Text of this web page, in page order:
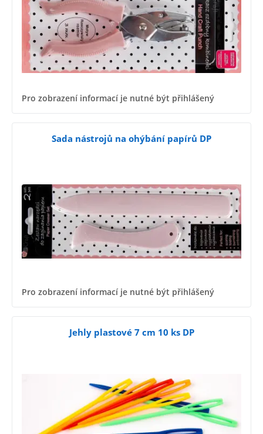
Pro zobrazení informací je nutné být přihlášený
Sada nástrojů na ohýbání papírů DP
Pro zobrazení informací je nutné být přihlášený
Jehly plastové 7 cm 10 ks DP